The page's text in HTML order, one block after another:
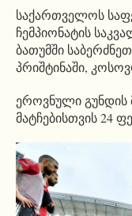
საქართველოს
ჩემპიონატის
ბათუმში
პრიშტინაში,
ეროვნული გუნდის
მატჩებისთვის 24